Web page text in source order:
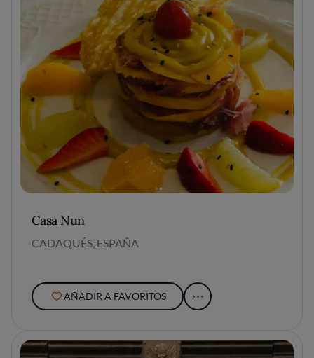
Casa Nun
CADAQUÉS, ESPAÑA
AÑADIR A FAVORITOS